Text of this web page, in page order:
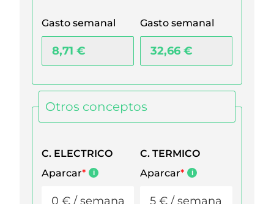
Gasto semanal Gasto semanal
Otros conceptos
C. ELECTRICO
Aparcar*
C. TERMICO
Aparcar*